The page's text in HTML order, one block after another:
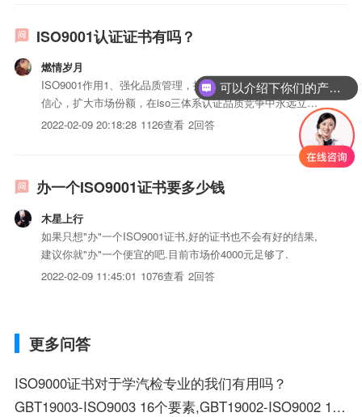
ISO9001认证证书有吗？
燃情岁月
ISO9001作用1、强化品质管理，提高企业效益。2、增强客户
信心，扩大市场份额，在iso三体系认证品质竞争中永远立于
不败之地。3、提高全员质量意识，改善企业文化。4、第三方
认证，提供最广泛的认可，节省了第二方审核的精力和费用。
2022-02-09 20:18:28 1126查看 2回答
办一个ISO9001证书要多少钱
木星上行
如果只想"办"一个ISO9001证书,好的证书也不会有好的结果,
建议你就"办"一个便宜的吧.目前市场价4000元足够了.
2022-02-09 11:45:01 1076查看 2回答
更多问答
ISO9000证书对于学汽检专业的我们有用吗？
GBT19003-ISO9003 16个要素,GBT19002-ISO9002 19个要素 分别是什么？
可以介绍下你们的产品么？